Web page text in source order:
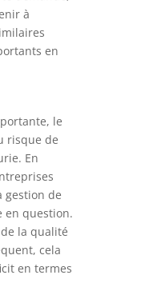
à
en
le
risque de
En
gestion de
en question.
la qualité
cela
en termes